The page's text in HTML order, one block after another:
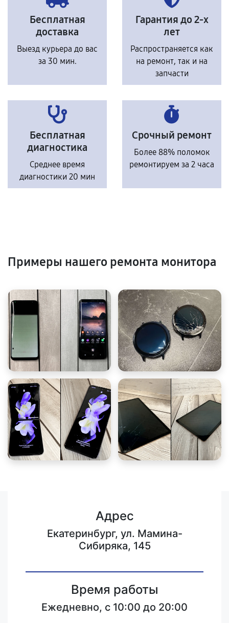
Бесплатная
доставка
Выезд курьера до вас
за 30 мин.
Гарантия до 2-х
лет
Распространяется как
на ремонт, так и на
запчасти
Бесплатная
диагностика
Среднее время
диагностики 20 мин
Срочный ремонт
Более 88% поломок
ремонтируем за 2 часа
Примеры нашего ремонта монитора
Адрес
Екатеринбург, ул. Мамина-
Сибиряка, 145
Время работы
Ежедневно, с 10:00 до 20:00